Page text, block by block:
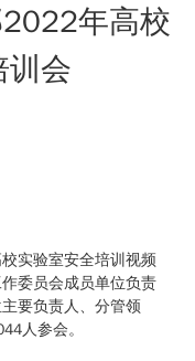
年高校
训会
实验室安全培训视频
委员会成员单位负责
要负责人、分管领
人参会。